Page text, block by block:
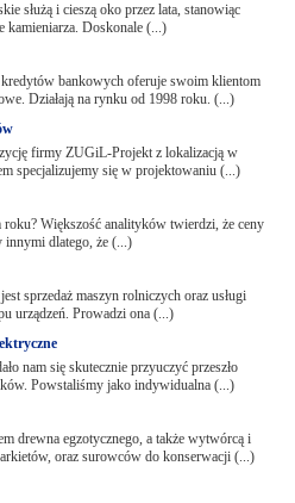
służą i cieszą oko przez lata, stanowiąc
kamieniarza. Doskonale (...)
bankowych oferuje swoim klientom
Działają na rynku od 1998 roku. (...)
firmy ZUGiL-Projekt z lokalizacją w
specjalizujemy się w projektowaniu (...)
Większość analityków twierdzi, że ceny
innymi dlatego, że (...)
sprzedaż maszyn rolniczych oraz usługi
urządzeń. Prowadzi ona (...)
nam się skutecznie przyuczyć przeszło
Powstaliśmy jako indywidualna (...)
drewna egzotycznego, a także wytwórcą i
oraz surowców do konserwacji (...)